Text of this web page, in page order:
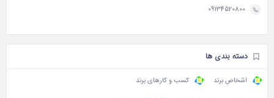
09134520800
دسته بندی ها
اشخاص برند کسب و کارهای برند